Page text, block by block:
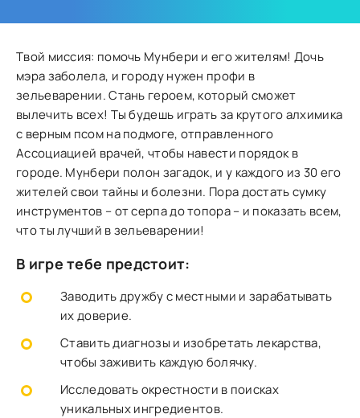
Твой миссия: помочь Мунбери и его жителям! Дочь
мэра заболела, и городу нужен профи в
зельеварении. Стань героем, который сможет
вылечить всех! Ты будешь играть за крутого алхимика
с верным псом на подмоге, отправленного
Ассоциацией врачей, чтобы навести порядок в
городе. Мунбери полон загадок, и у каждого из 30 его
жителей свои тайны и болезни. Пора достать сумку
инструментов – от серпа до топора – и показать всем,
что ты лучший в зельеварении!
В игре тебе предстоит:
Заводить дружбу с местными и зарабатывать
их доверие.
Ставить диагнозы и изобретать лекарства,
чтобы заживить каждую болячку.
Исследовать окрестности в поисках
уникальных ингредиентов.